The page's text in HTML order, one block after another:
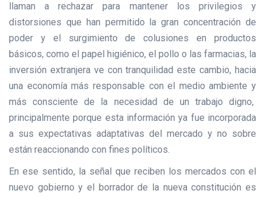
llaman a rechazar para mantener los privilegios y
distorsiones que han permitido la gran concentración de
poder y el surgimiento de colusiones en productos
básicos, como el papel higiénico, el pollo o las farmacias, la
inversión extranjera ve con tranquilidad este cambio, hacia
una economía más responsable con el medio ambiente y
más consciente de la necesidad de un trabajo digno,
principalmente porque esta información ya fue incorporada
a sus expectativas adaptativas del mercado y no sobre
están reaccionando con fines políticos.
En ese sentido, la señal que reciben los mercados con el
nuevo gobierno y el borrador de la nueva constitución es